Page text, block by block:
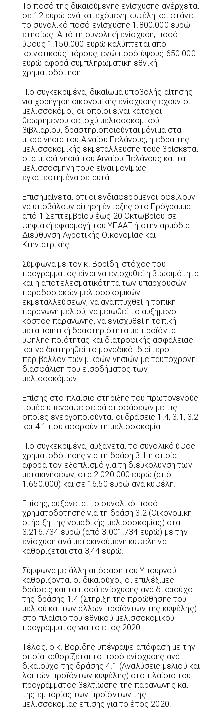
Το ποσό της δικαιούμενης ενίσχυσης ανέρχεται
σε 12 ευρώ ανά κατεχόμενη κυψέλη και φτάνει
το συνολικό ποσό ενίσχυσης 1.800.000 ευρώ
ετησίως. Από τη συνολική ενίσχυση, ποσό
ύψους 1.150.000 ευρώ καλύπτεται από
κοινοτικούς πόρους, ενώ ποσό ύψους 650.000
ευρώ αφορά συμπληρωματική εθνική
χρηματοδότηση.
Πιο συγκεκριμένα, δικαίωμα υποβολής αίτησης
για χορήγηση οικονομικής ενίσχυσης έχουν οι
μελισσοκόμοι, οι οποίοι είναι κάτοχοι
θεωρημένου σε ισχύ μελισσοκομικού
βιβλιαρίου, δραστηριοποιούνται μόνιμα στα
μικρά νησιά του Αιγαίου Πελάγους, η έδρα της
μελισσοκομικής εκμετάλλευσης τους βρίσκεται
στα μικρά νησιά του Αιγαίου Πελάγους και τα
μελισσοσμήνη τους είναι μονίμως
εγκατεστημένα σε αυτά.
Επισημαίνεται ότι οι ενδιαφερόμενοι οφείλουν
να υποβάλουν αίτηση ένταξης στο Πρόγραμμα
από 1 Σεπτεμβρίου έως 20 Οκτωβρίου σε
ψηφιακή εφαρμογή του ΥΠΑΑΤ ή στην αρμόδια
Διεύθυνση Αγροτικής Οικονομίας και
Κτηνιατρικής.
Σύμφωνα με τον κ. Βορίδη, στόχος του
προγράμματος είναι να ενισχυθεί η βιωσιμότητα
και η αποτελεσματικότητα των υπαρχουσών
παραδοσιακών μελισσοκομικών
εκμεταλλεύσεων, να αναπτυχθεί η τοπική
παραγωγή μελιού, να μειωθεί το αυξημένο
κόστος παραγωγής, να ενισχυθεί η τοπική
μεταποιητική δραστηριότητα με προϊόντα
υψηλής ποιότητας και διατροφικής ασφάλειας
και να διατηρηθεί το μοναδικό ιδιαίτερο
περιβάλλον των μικρών νησιών με ταυτόχρονη
διασφάλιση του εισοδήματος των
μελισσοκόμων.
Επίσης στο πλαίσιο στήριξης του πρωτογενούς
τομέα υπέγραψε σειρά αποφάσεων με τις
οποίες ενεργοποιούνται οι δράσεις 1.4, 3.1, 3.2
και 4.1 που αφορούν τη μελισσοκομία.
Πιο συγκεκριμένα, αυξάνεται το συνολικό ύψος
χρηματοδότησης για τη δράση 3.1 η οποία
αφορά τον εξοπλισμό για τη διευκόλυνση των
μετακινήσεων, στα 2.020.000 ευρώ (από
1.650.000) και σε 16,50 ευρώ ανά κυψέλη.
Επίσης, αυξάνεται το συνολικό ποσό
χρηματοδότησης για τη δράση 3.2 (Οικονομική
στήριξη της νομαδικής μελισσοκομίας) στα
3.216.734 ευρώ (από 3.001.734 ευρώ) με την
ενίσχυση ανά μετακινούμενη κυψέλη να
καθορίζεται στα 3,44 ευρώ.
Σύμφωνα με άλλη απόφαση του Υπουργού
καθορίζονται οι δικαιούχοι, οι επιλέξιμες
δράσεις και τα ποσά ενίσχυσης ανά δικαιούχο
της δράσης 1.4 (Στήριξη της προώθησης του
μελιού και των άλλων προϊόντων της κυψέλης)
στο πλαίσιο του εθνικού μελισσοκομικού
προγράμματος για το έτος 2020.
Τέλος, ο κ. Βορίδης υπέγραψε απόφαση με την
οποία καθορίζεται το ποσό ενίσχυσης ανά
δικαιούχο της δράσης 4.1 (Αναλύσεις μελιού και
λοιπών προϊόντων κυψέλης) στο πλαίσιο του
προγράμματος βελτίωσης της παραγωγής και
της εμπορίας των προϊόντων της
μελισσοκομίας επίσης για το έτος 2020.